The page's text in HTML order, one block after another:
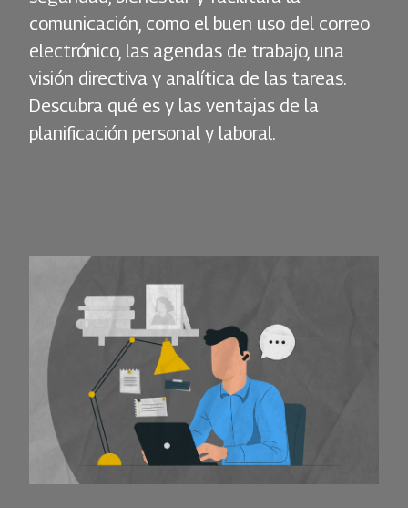
comunicación, como el buen uso del correo
electrónico, las agendas de trabajo, una
visión directiva y analítica de las tareas.
Descubra qué es y las ventajas de la
planificación personal y laboral.